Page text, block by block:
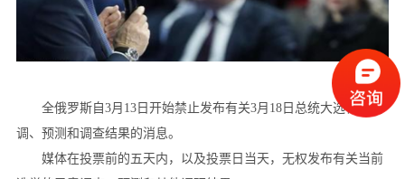
全俄罗斯自3月13日开始禁止发布有关3月18日总统大选社会民
调、预测和调查结果的消息。
媒体在投票前的五天内，以及投票日当天，无权发布有关当前